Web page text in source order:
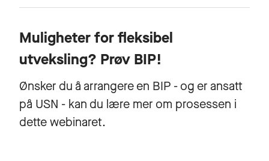
Muligheter for fleksibel
utveksling? Prøv BIP!
Ønsker du å arrangere en BIP - og er ansatt
på USN - kan du lære mer om prosessen i
dette webinaret.